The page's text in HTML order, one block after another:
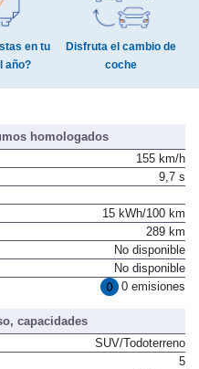
en tu
año?
Disfruta el cambio de
coche
homologados
155 km/h
9,7 s
15 kWh/100 km
289 km
No disponible
No disponible
0 emisiones
capacidades
SUV/Todoterreno
5